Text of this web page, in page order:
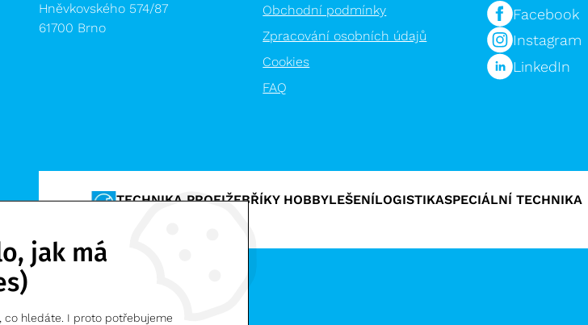
Hněvkovského 574/87
61700 Brno
Obchodní podmínky
Zpracování osobních údajů
Cookies
FAQ
Facebook
Instagram
LinkedIn
TECHNIKA PROFIŽEBŘÍKY HOBBYLEŠENÍLOGISTIKASPECIÁLNÍ TECHNIKA
jak má
co hledáte. I proto potřebujeme